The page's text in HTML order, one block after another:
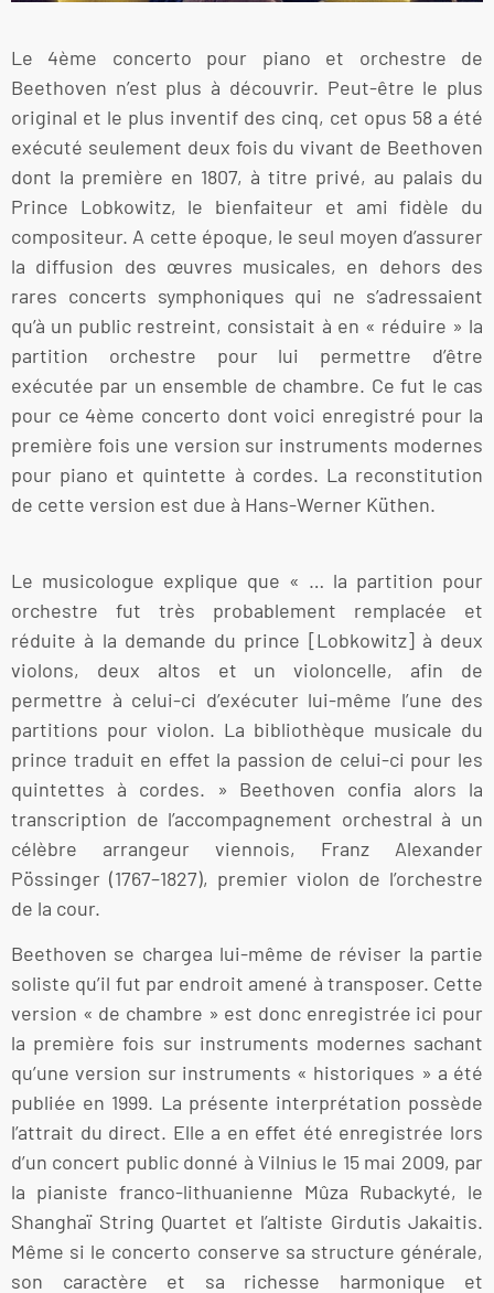
Le 4ème concerto pour piano et orchestre de
Beethoven n’est plus à découvrir. Peut-être le plus
original et le plus inventif des cinq, cet opus 58 a été
exécuté seulement deux fois du vivant de Beethoven
dont la première en 1807, à titre privé, au palais du
Prince Lobkowitz, le bienfaiteur et ami fidèle du
compositeur. A cette époque, le seul moyen d’assurer
la diffusion des œuvres musicales, en dehors des
rares concerts symphoniques qui ne s’adressaient
qu’à un public restreint, consistait à en « réduire » la
partition orchestre pour lui permettre d’être
exécutée par un ensemble de chambre. Ce fut le cas
pour ce 4ème concerto dont voici enregistré pour la
première fois une version sur instruments modernes
pour piano et quintette à cordes. La reconstitution
de cette version est due à Hans-Werner Küthen.
Le musicologue explique que « … la partition pour
orchestre fut très probablement remplacée et
réduite à la demande du prince [Lobkowitz] à deux
violons, deux altos et un violoncelle, afin de
permettre à celui-ci d’exécuter lui-même l’une des
partitions pour violon. La bibliothèque musicale du
prince traduit en effet la passion de celui-ci pour les
quintettes à cordes. » Beethoven confia alors la
transcription de l’accompagnement orchestral à un
célèbre arrangeur viennois, Franz Alexander
Pössinger (1767–1827), premier violon de l’orchestre
de la cour.
Beethoven se chargea lui-même de réviser la partie
soliste qu’il fut par endroit amené à transposer. Cette
version « de chambre » est donc enregistrée ici pour
la première fois sur instruments modernes sachant
qu’une version sur instruments « historiques » a été
publiée en 1999. La présente interprétation possède
l’attrait du direct. Elle a en effet été enregistrée lors
d’un concert public donné à Vilnius le 15 mai 2009, par
la pianiste franco-lithuanienne Mûza Rubackyté, le
Shanghaï String Quartet et l’altiste Girdutis Jakaitis.
Même si le concerto conserve sa structure générale,
son caractère et sa richesse harmonique et